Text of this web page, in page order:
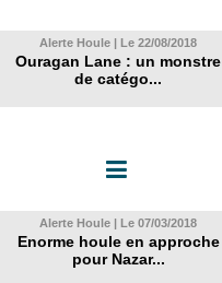
Alerte Houle | Le 22/08/2018
Ouragan Lane : un monstre
de catégo...
Alerte Houle | Le 07/03/2018
Enorme houle en approche
pour Nazar...